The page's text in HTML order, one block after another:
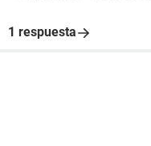
1 respuesta